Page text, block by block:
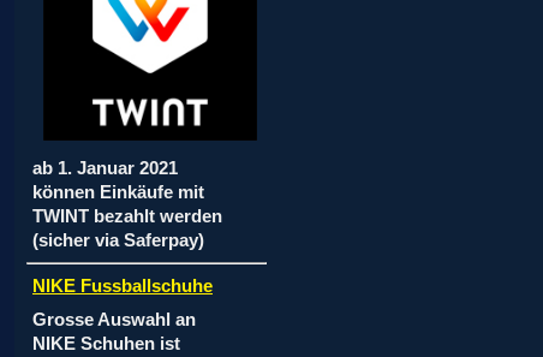
ab 1. Januar 2021
können Einkäufe mit
TWINT bezahlt werden
(sicher via Saferpay)
NIKE Fussballschuhe
Grosse Auswahl an
NIKE Schuhen ist